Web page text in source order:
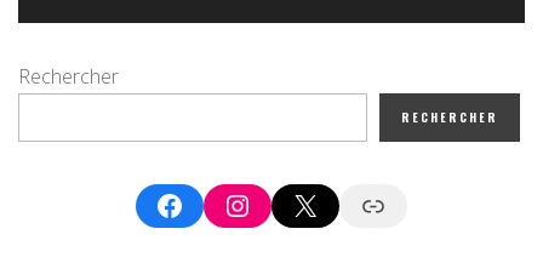
Rechercher
RECHERCHER
FacebookInstagram
X Google News